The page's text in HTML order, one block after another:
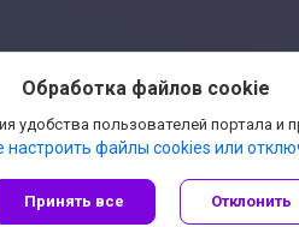
Обработка файлов cookie
пользователей портала и
файлы cookies или
Принять все Отклонить